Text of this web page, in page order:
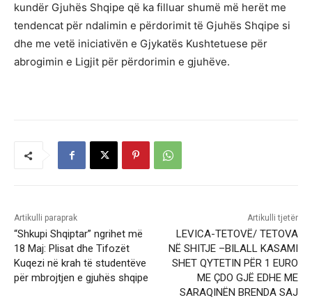
kundër Gjuhës Shqipe që ka filluar shumë më herët me
tendencat për ndalimin e përdorimit të Gjuhës Shqipe si
dhe me vetë iniciativën e Gjykatës Kushtetuese për
abrogimin e Ligjit për përdorimin e gjuhëve.
Artikulli paraprak
“Shkupi Shqiptar” ngrihet më
18 Maj: Plisat dhe Tifozët
Kuqezi në krah të studentëve
për mbrojtjen e gjuhës shqipe
Artikulli tjetër
LEVICA-TETOVË/ TETOVA
NË SHITJE –BILALL KASAMI
SHET QYTETIN PËR 1 EURO
ME ÇDO GJË EDHE ME
SARAQINËN BRENDA SAJ